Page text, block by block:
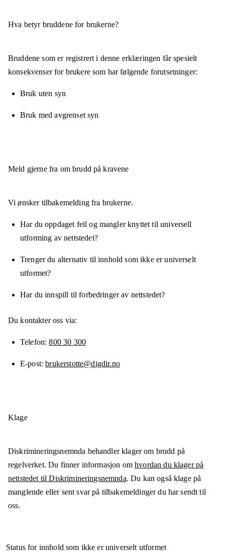
Hva betyr bruddene for brukerne?
Bruddene som er registrert i denne erklæringen får spesielt
konsekvenser for brukere som har følgende forutsetninger:
Bruk uten syn
Bruk med avgrenset syn
Meld gjerne fra om brudd på kravene
Vi ønsker tilbakemelding fra brukerne.
Har du oppdaget feil og mangler knyttet til universell
utforming av nettstedet?
Trenger du alternativ til innhold som ikke er universelt
utformet?
Har du innspill til forbedringer av nettstedet?
Du kontakter oss via:
Telefon 800 30 300
E-post brukerstotte@digdir.no
Klage
Diskrimineringsnemnda behandler klager om brudd på
regelverket. Du finner informasjon omhvordan du klager på
nettstedet til Diskrimineringsnemnda. Du kan også klage på
manglende eller sent svar på tilbakemeldinger du har sendt til
oss.
Status for innhold som ikke er universelt utformet